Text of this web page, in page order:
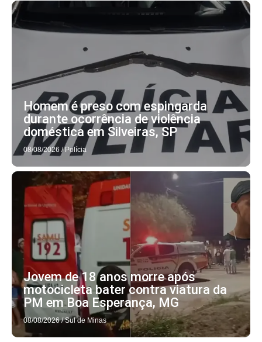
Homem é preso com espingarda
durante ocorrência de violência
doméstica em Silveiras, SP
08/08/2026 / Polícia
Jovem de 18 anos morre após
motocicleta bater contra viatura da
PM em Boa Esperança, MG
08/08/2026 / Sul de Minas